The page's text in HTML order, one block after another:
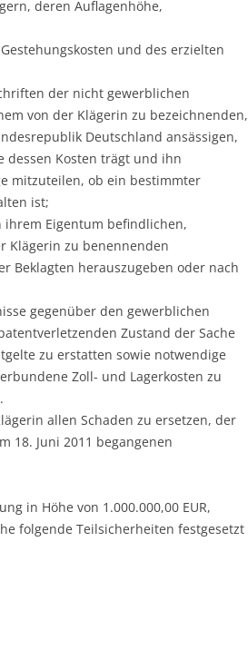
deren Auflagenhöhe,
und des erzielten
der nicht gewerblichen
von der Klägerin zu bezeichnenden,
Deutschland ansässigen,
Kosten trägt und ihn
mitzuteilen, ob ein bestimmter
ist;
Eigentum befindlichen,
Klägerin zu benennenden
Beklagten herauszugeben oder nach
gegenüber den gewerblichen
Zustand der Sache
zu erstatten sowie notwendige
Zoll- und Lagerkosten zu
allen Schaden zu ersetzen, der
18. Juni 2011 begangenen
in Höhe von 1.000.000,00 EUR,
folgende Teilsicherheiten festgesetzt